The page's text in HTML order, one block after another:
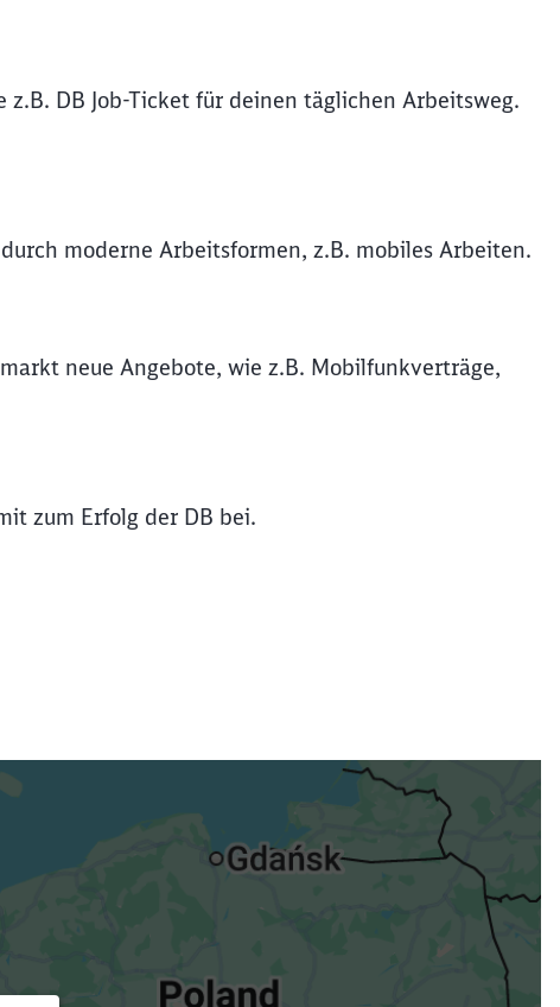
DB Job-Ticket für deinen täglichen Arbeitsweg.
moderne Arbeitsformen, z.B. mobiles Arbeiten.
neue Angebote, wie z.B. Mobilfunkverträge,
zum Erfolg der DB bei.